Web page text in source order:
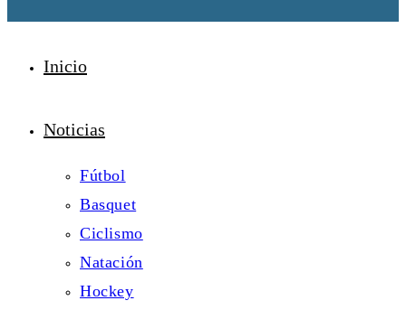
Inicio
Noticias
Fútbol
Basquet
Ciclismo
Natación
Hockey